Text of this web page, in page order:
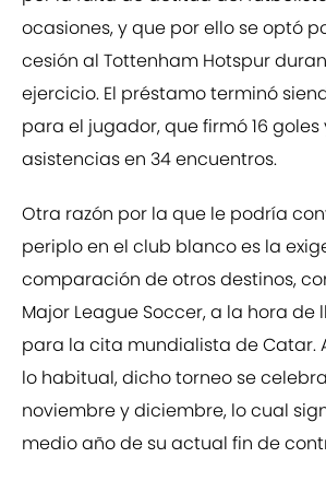
ocasiones, y que por ello se optó
cesión al Tottenham Hotspur
ejercicio. El préstamo terminó
para el jugador, que firmó 16 goles
asistencias en 34 encuentros.
Otra razón por la que le podría
periplo en el club blanco es la
comparación de otros destinos,
Major League Soccer, a la hora de
para la cita mundialista de Catar.
lo habitual, dicho torneo se
noviembre y diciembre, lo cual
medio año de su actual fin de